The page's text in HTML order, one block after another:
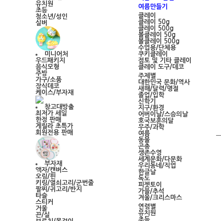
유치원
초등
청소년/성인
실버
미니어처
우드패키지
음식모형
주방
가구/소품
장식데코
케이스/부자재
창고대방출
최저가 세일
한정 판매
게릴라 초특가
회원전용 판매
부자재
액자/캔버스
오링/핀
키링/열쇠고리/군번줄
팔찌/귀고리/반지
타슬
스티커
거울
끈/실
여름만들기
클레이
클레이 50g
클레이 500g
볼클레이 50g
볼클레이 500g
수업용/단체용
쿠키클레이
점토 및 기타 클레이
클레이 도구/데코
주제별
대한민국 문화/역사
새해/달력/명절
졸업/입학
신학기
지구/환경
어버이날/스승의날
호국보훈의달
우주/과학
여름
동물
곤충
생존수영
세계문화/다문화
우리동네/직업
한글날
독도
피젯토이
가을/추석
겨울/크리스마스
연령별
유치원
초등